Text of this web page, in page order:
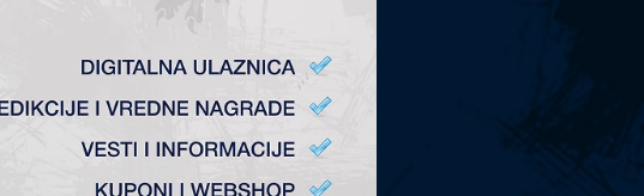
Plitvička 1.
24300 Bačka Topola
office@fktsc.com
+381 24 224 187